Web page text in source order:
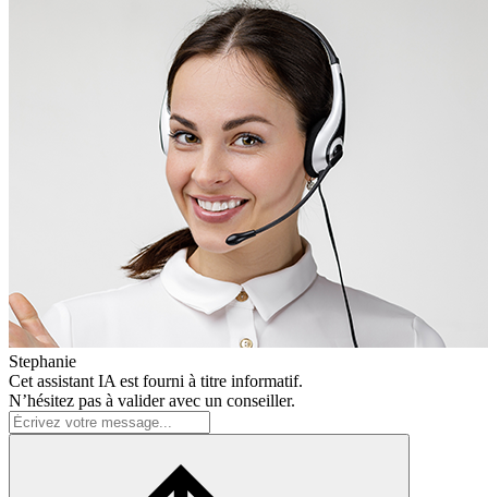
Stephanie
Cet assistant IA est fourni à titre informatif.
N’hésitez pas à valider avec un conseiller.